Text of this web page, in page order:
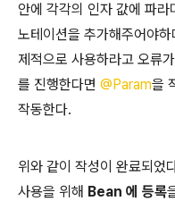
안에 각각의 인자 값에 파
노테이션을 추가해주어야하
제적으로 사용하라고 오류
를 진행한다면 @Param을
작동한다.
위와 같이 작성이 완료되었
사용을 위해 Bean 에 등록